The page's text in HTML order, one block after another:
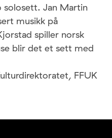
solosett. Jan Martin
musikk på
spiller norsk
blir det et sett med
FFUK